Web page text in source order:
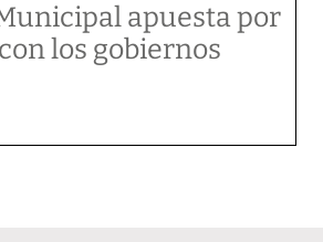
apuesta por
los gobiernos